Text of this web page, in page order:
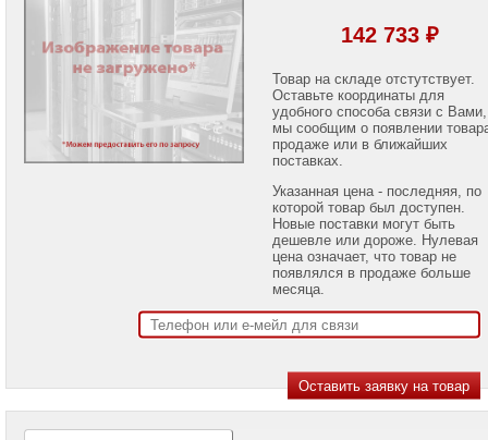
LCD
Проекторы
проекторов
MSI
142 733 ₽
Товар на складе отстутствует.
Оставьте координаты для
удобного способа связи с Вами,
мы сообщим о появлении
продаже или в ближайших
поставках.
Указанная цена - последняя, по
которой товар был доступен.
Новые поставки могут быть
дешевле или дороже. Нулевая
цена означает, что товар не
появлялся в продаже больше
месяца.